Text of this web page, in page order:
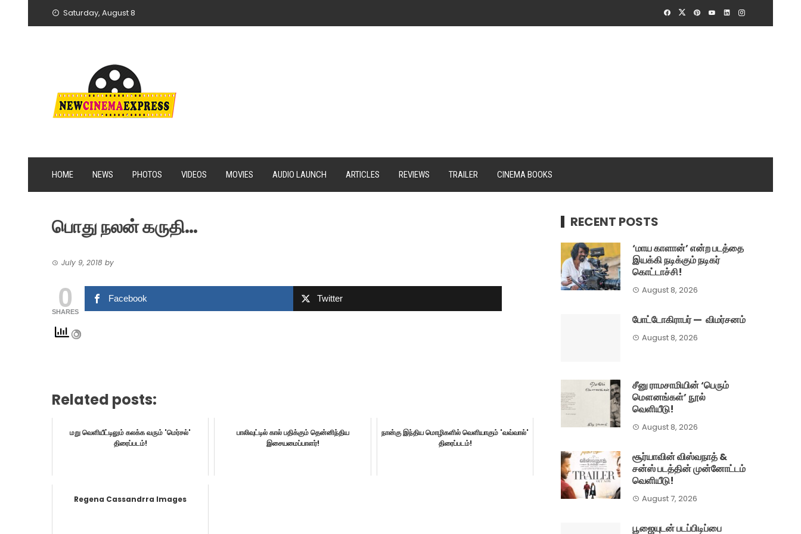
Saturday, August 8
HOME NEWS PHOTOS VIDEOS MOVIES AUDIO LAUNCH ARTICLES REVIEWS TRAILER CINEMA BOOKS
பொது நலன் கருதி…
July 9, 2018 by
0
SHARES
Facebook Twitter
Related posts:
மறு வெளியீட்டிலும் கலக்க வரும் 'மெர்சல்'
திரைப்படம்!
பாலிவுட்டில் கால் பதிக்கும் தென்னிந்திய
இசையமைப்பாளர்!
நான்கு இந்திய மொழிகளில் வெளியாகும் 'வவ்வால்'
திரைப்படம்!
Regena Cassandrra Images
RECENT POSTS
‘மாய காளான்’ என்ற படத்தை
இயக்கி நடிக்கும் நடிகர்
கொட்டாச்சி!
August 8, 2026
போட்டோகிராபர் — விமர்சனம்
August 8, 2026
சீனு ராமசாமியின் ‘பெரும்
மௌனங்கள்’ நூல்
வெளியீடு!
August 8, 2026
சூர்யாவின் விஸ்வநாத் &
சன்ஸ் படத்தின் முன்னோட்டம்
வெளியீடு!
August 7, 2026
பூஜையுடன் படப்பிடிப்பை